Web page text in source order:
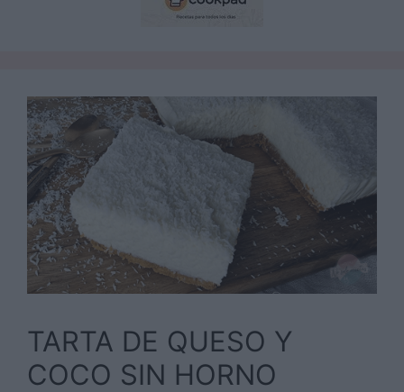
TARTA DE QUESO Y
COCO SIN HORNO